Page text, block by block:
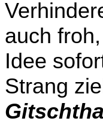
auch
Idee
Strang